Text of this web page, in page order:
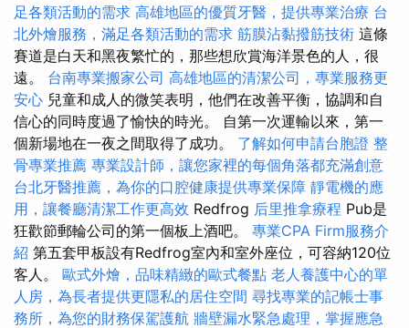
足各類活動的需求 高雄地區的優質牙醫，提供專業治療 台
北外燴服務，滿足各類活動的需求 筋膜沾黏撥筋技術 這條
賽道是白天和黑夜繁忙的，那些想欣賞海洋景色的人，很
遠。 台南專業搬家公司 高雄地區的清潔公司，專業服務更
安心 兒童和成人的微笑表明，他們在改善平衡，協調和自
信心的同時度過了愉快的時光。 自第一次運輸以來，第一
個新場地在一夜之間取得了成功。 了解如何申請台胞證 整
骨專業推薦 專業設計師，讓您家裡的每個角落都充滿創意
台北牙醫推薦，為你的口腔健康提供專業保障 靜電機的應
用，讓餐廳清潔工作更高效 Redfrog 后里推拿療程 Pub是
狂歡節郵輪​​公司的第一個板上酒吧。 專業CPA Firm服務介
紹 第五套甲板設有Redfrog室內和室外座位，可容納120位
客人。 歐式外燴，品味精緻的歐式餐點 老人養護中心的單
人房，為長者提供更隱私的居住空間 尋找專業的記帳士事
務所，為您的財務保駕護航 牆壁漏水緊急處理，掌握應急